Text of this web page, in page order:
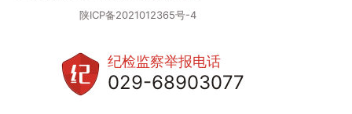
陕ICP备2021012365号-4
纪检监察举报电话
029-68903077